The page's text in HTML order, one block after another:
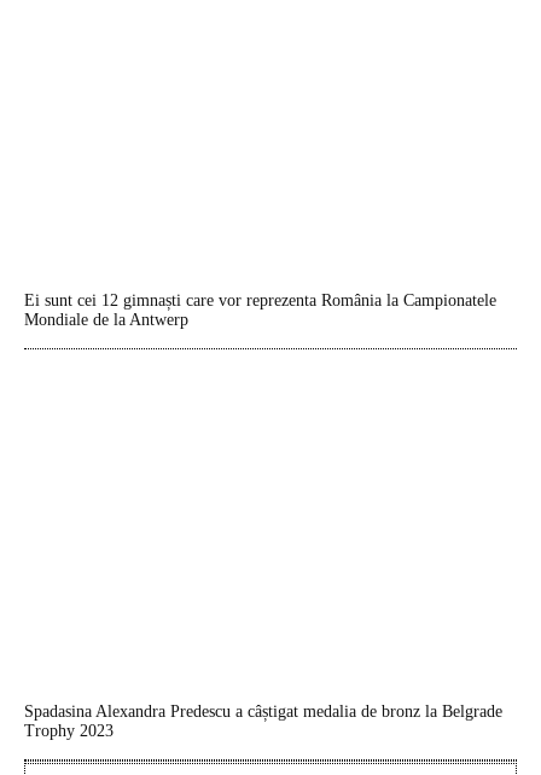
Ei sunt cei 12 gimnaști care vor reprezenta România la Campionatele
Mondiale de la Antwerp
Spadasina Alexandra Predescu a câștigat medalia de bronz la Belgrade
Trophy 2023